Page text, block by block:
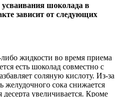
шоколада в
зависит от следующих
жидкости во время приема
есть шоколад совместно с
соляную кислоту. Из-за
желудочного сока снижается
десерта увеличивается. Кроме